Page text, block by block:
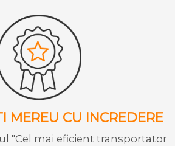
MEREU CU INCREDERE
"Cel mai eficient transportator